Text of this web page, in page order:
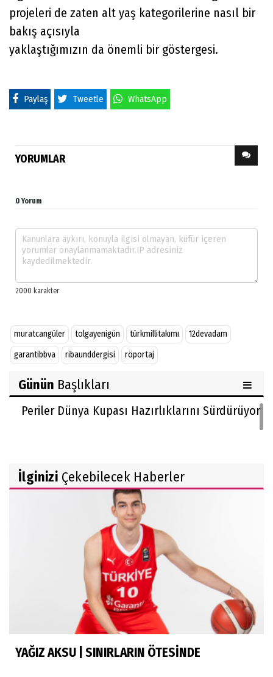
projeleri de zaten alt yaş kategorilerine nasıl bir
bakış açısıyla
yaklaştığımızın da önemli bir göstergesi.
Paylaş Tweetle WhatsApp
YORUMLAR
0 Yorum
muratcangüler tolgayenigün türkmillitakımı
12devadam
garantibbva
ribaunddergisi röportaj
Günün Başlıkları
Periler Dünya Kupası Hazırlıklarını Sürdürüyor
İlginizi Çekebilecek Haberler
YAĞIZ AKSU | SINIRLARIN ÖTESİNDE